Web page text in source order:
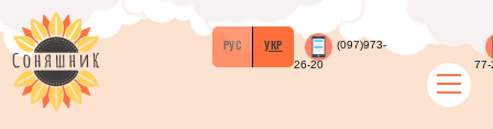
РУС УКР
(097)973-
26-20
77-